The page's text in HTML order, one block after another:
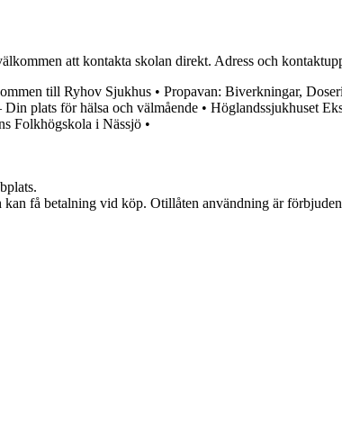
att kontakta skolan direkt. Adress och
till Ryhov Sjukhus • Propavan: Biverkningar,
plats för hälsa och välmående • Höglandssjukhuset
Folkhögskola i Nässjö •
få betalning vid köp. Otillåten användning är